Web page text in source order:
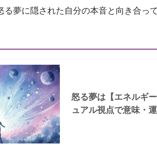
る夢に隠された自分の本音と向き合っ
怒る夢は【エネルギ
ュアル視点で意味・